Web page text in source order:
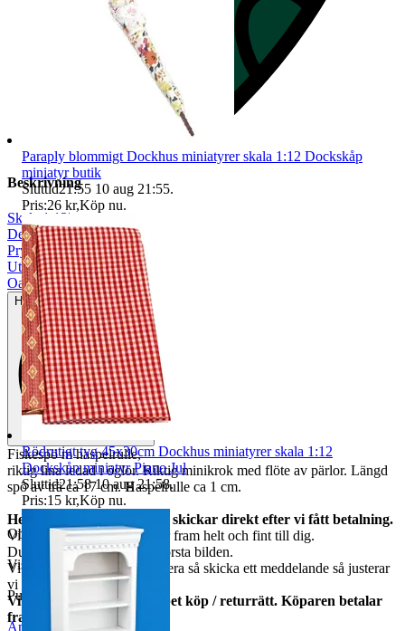
Beskrivning
Skala 1:12|
Dekoration|
Prylpaket|
Utomhus|
Oanvänt
Helt ny och aldrig använd
Fiskespö m haspelrulle,
riktig lina ledad i öglor. Riktig minikrok med flöte av pärlor. Längd
spö av trä ca 17 cm. Haspelrulle ca 1 cm.
Helt nya och oanvända. Vi skickar direkt efter vi fått betalning.
Vi garanterar att allt kommer fram helt och fint till dig.
Du får varan som finns på första bilden.
Vi har många, behöver du flera så skicka ett meddelande så justerar
vi annonsen.
Vi har alltid 14 dagars öppet köp / returrätt. Köparen betalar
frakter.
Objektnr 737 994 753
Visningar
70
Publicerad
26 jun 21:19
Anmäl Sälj liknande
Paraply blommigt Dockhus miniatyrer skala 1:12 Dockskåp
miniatyr butik
Sluttid21:55 10 aug 21:55.
Pris:26 kr,Köp nu.
Rödrutigt tyg 45x30cm Dockhus miniatyrer skala 1:12
Dockskåp miniatyr Piano Jul
Sluttid21:58 10 aug 21:58.
Pris:15 kr,Köp nu.